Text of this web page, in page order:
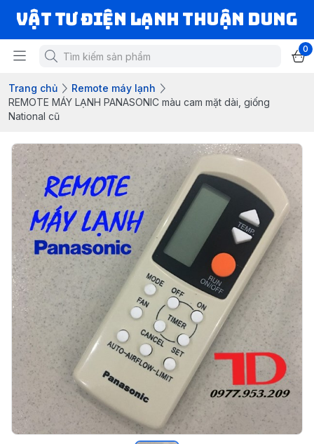
VẬT TƯ ĐIỆN LẠNH THUẬN DUNG
0
Trang chủ
Remote máy lạnh
REMOTE MÁY LẠNH PANASONIC màu cam mặt dài, giống
National cũ